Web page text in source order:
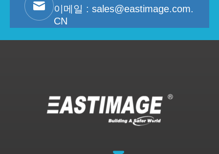
이메일 : sales@eastimage.com.
CN